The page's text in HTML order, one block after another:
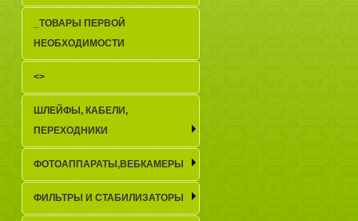
_TОВАРЫ ПЕРВОЙ
НЕОБХОДИМОСТИ
<>
ШЛЕЙФЫ, КАБЕЛИ,
ПЕРЕХОДНИКИ
ФОТОАППАРАТЫ,ВЕБКАМЕРЫ
ФИЛЬТРЫ И СТАБИЛИЗАТОРЫ